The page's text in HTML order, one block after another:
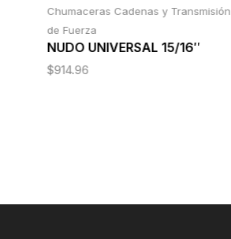
Chumaceras Cadenas y Transmisión
de Fuerza
NUDO UNIVERSAL 15/16″
$914.96